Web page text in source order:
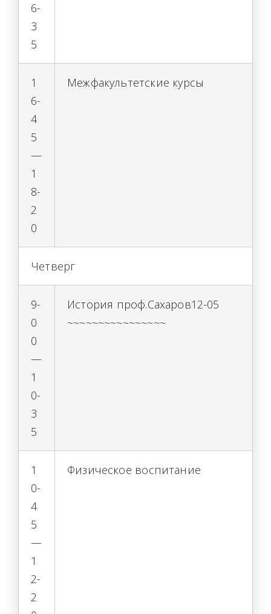
6-
3
5
1
6-
4
5
—
1
8-
2
0
Межфакультетские курсы
Четверг
9-
0
0
—
1
0-
3
5
История проф.Сахаров12-05
~~~~~~~~~~~~~~~~
1
0-
4
5
—
1
2-
2
Физическое воспитание